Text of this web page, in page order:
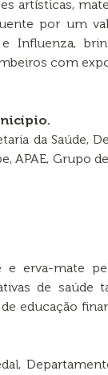
artísticas,
por um
Influenza,
com
da Saúde,
APAE, Grupo
erva-mate
de saúde
educação